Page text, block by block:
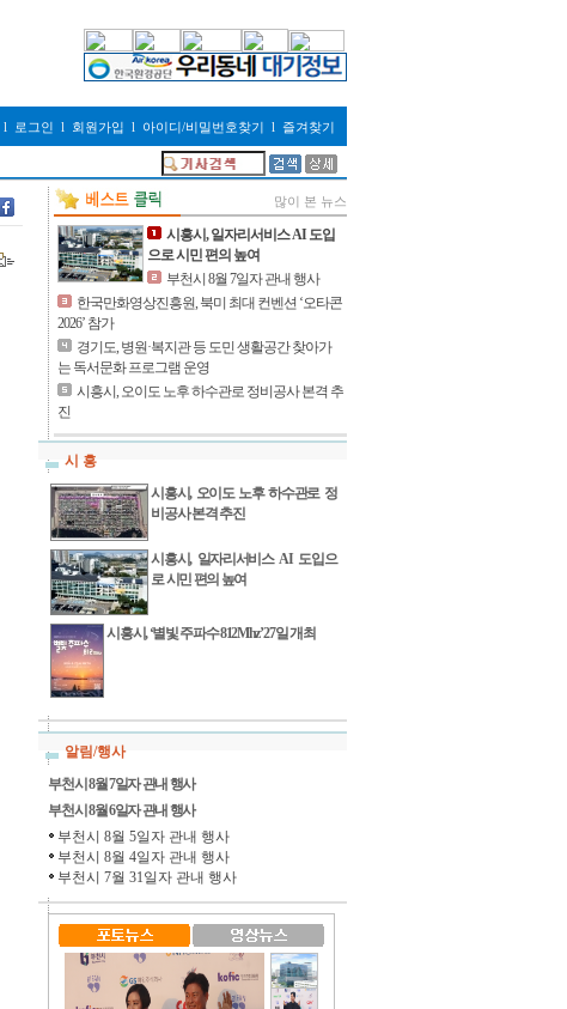
l 로그인 l 회원가입 l 아이디/비밀번호찾기 l 즐겨찾기
많이 본 뉴스
시흥시, 일자리서비스 AI 도입
으로 시민 편의 높여
부천시 8월 7일자 관내 행사
한국만화영상진흥원, 북미 최대 컨벤션 ‘오타콘
2026’ 참가
경기도, 병원·복지관 등 도민 생활공간 찾아가
는 독서문화 프로그램 운영
시흥시, 오이도 노후 하수관로 정비공사 본격 추
진
시 흥
시흥시, 오이도 노후 하수관로 정
비공사 본격 추진
시흥시, 일자리서비스 AI 도입으
로 시민 편의 높여
시흥시, ‘별빛 주파수 812Mhz’ 27일 개최
알림/행사
부천시 8월 7일자 관내 행사
부천시 8월 6일자 관내 행사
부천시 8월 5일자 관내 행사
부천시 8월 4일자 관내 행사
부천시 7월 31일자 관내 행사